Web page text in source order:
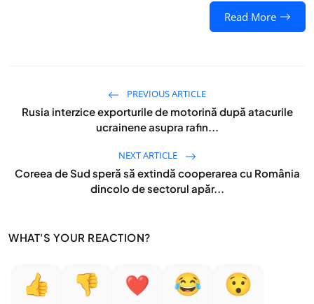
Read More
PREVIOUS ARTICLE
Rusia interzice exporturile de motorină după atacurile
ucrainene asupra rafin...
NEXT ARTICLE
Coreea de Sud speră să extindă cooperarea cu România
dincolo de sectorul apăr...
WHAT'S YOUR REACTION?